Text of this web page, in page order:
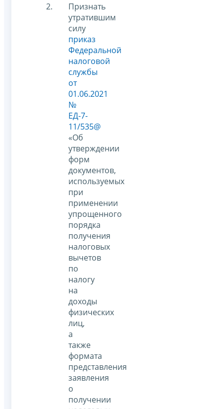
Признать
утратившим
силу
приказ
Федеральной
налоговой
службы
от
01.06.2021
№
ЕД-7-
11/535@
«Об
утверждении
форм
документов,
используемых
при
применении
упрощенного
порядка
получения
налоговых
вычетов
по
налогу
на
доходы
физических
лиц,
а
также
формата
представления
заявления
о
получении